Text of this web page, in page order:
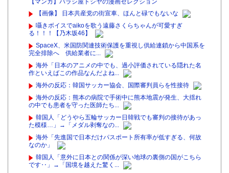
【マンガ】バラシ屋トシヤの漫画セレクション
【画像】 日本共産党の街宣車、ほんと碌でもないな
囁きボイスでaikoを歌う遠藤さくらちゃんが可愛すぎ
る！！！【乃木坂46】
SpaceX、米国防関連技術保護を重視し供給連鎖から中国系を
完全排除へ 供給業者に...
海外「日本のアニメの中でも、過小評価されている隠れた名
作といえばこの作品なんだよね...
海外の反応：韓国サッカー協会、国際審判員らを性接待
海外の反応：熊本の病院で手術中に熊本地震が発生、大揺れ
の中でも患者を守った医師たち...
韓国人「どうやら五輪サッカー日韓戦でも審判の接待があっ
た模様…」→「メダル剥奪なの...
海外「先進国で日本だけパスポート所有率が低すぎる、何故
なのか」
韓国人「意外に日本との関係が深い地球の裏側の国がこちら
です‥」→「国境を越えた驚く...